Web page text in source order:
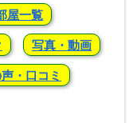
屋一覧
写真・動画
・口コミ